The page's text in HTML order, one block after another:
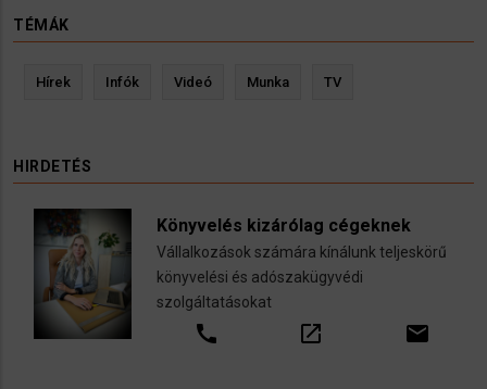
TÉMÁK
Hírek Infók Videó Munka TV
HIRDETÉS
Könyvelés kizárólag cégeknek
Vállalkozások számára kínálunk teljeskörű
könyvelési és adószakügyvédi
szolgáltatásokat
call open_in_new email